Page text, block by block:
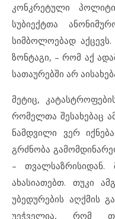
კონკრეტული
სუბიექტთა
სიმბოლოებად აქცევს.
ზონტაგი, – რომ აქ
სათაურებში არ
მეტიც,
რომელთა შესახებაც
ნამდვილი ვერ
გრძნობა
– თვალსაზრისიდან.
ახასიათებთ. თუკი
უბედურების აღქმის
უეჭველია, რომ